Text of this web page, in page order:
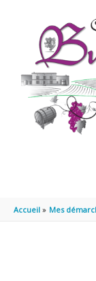
Accueil Mes